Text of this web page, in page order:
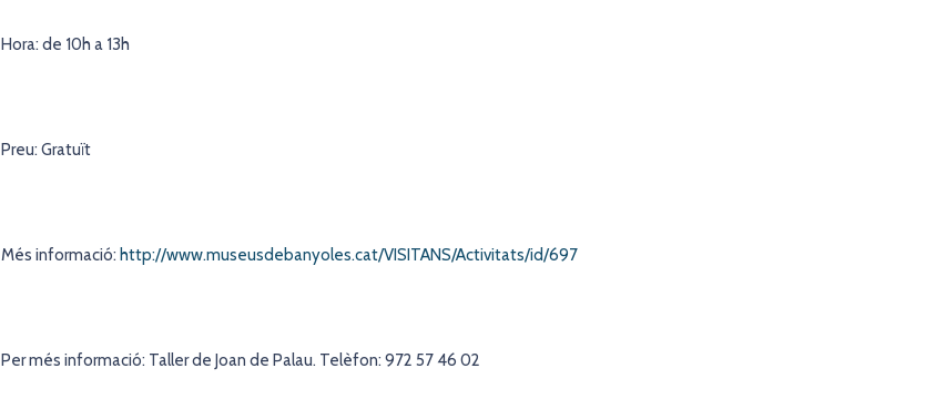
Hora: de 10h a 13h
Preu: Gratuït
Més informació: http://www.museusdebanyoles.cat/VISITANS/Activitats/id/697
Per més informació: Taller de Joan de Palau. Telèfon: 972 57 46 02